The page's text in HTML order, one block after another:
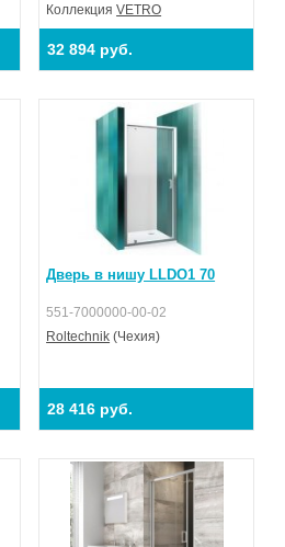
КоллекцияVETRO
32 894 руб.
Дверь в нишу LLDO1 70
551-7000000-00-02
Roltechnik (Чехия)
28 416 руб.